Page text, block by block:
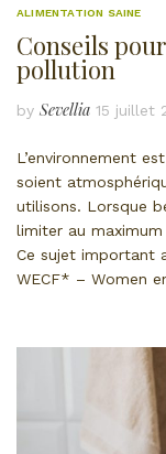
ALIMENTATION SAINE
Conseils
pollution
by Sevellia 15 juillet
L’environnement
soient
utilisons. Lorsque
limiter au
Ce sujet important
WECF* – Women